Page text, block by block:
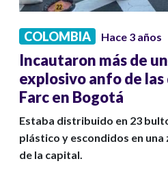
COLOMBIA Hace 3 años
Incautaron más de
explosivo anfo de las
Farc en Bogotá
Estaba distribuido en 23
plástico y escondidos en una
de la capital.